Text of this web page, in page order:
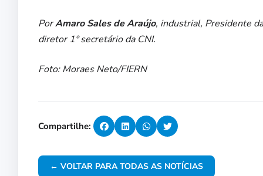
PorAmaro Sales de Araújo, industrial, Presidente
diretor 1º secretário da CNI.
Foto: Moraes Neto/FIERN
Compartilhe:
← VOLTAR PARA TODAS AS NOTÍCIAS